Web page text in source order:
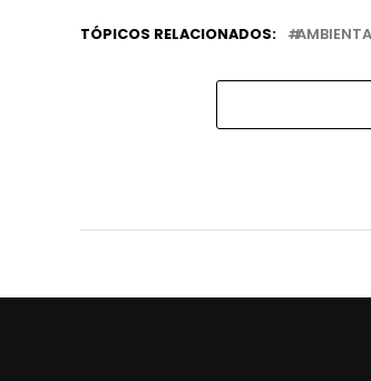
TÓPICOS RELACIONADOS: